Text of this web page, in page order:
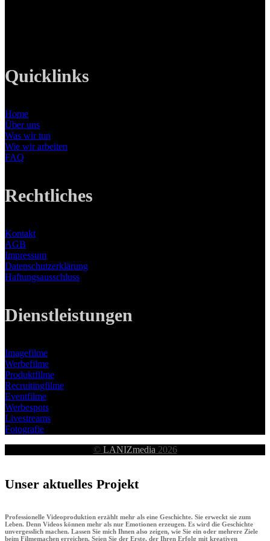
Quicklinks
Home
Über uns
Was wir tun
Wie wir arbeiten
FAQ
Rechtliches
Kontakt
AGB
Impressum
Datenschutzerklärung
Haftungsausschluss
Dienstleistungen
Imagefilme
Werbefilme
Produktfilme
Recruitingfilme
Eventfilme
Werbespots
Livestreams
Fotografie
© LANIZmedia 2026
Unser aktuelles Projekt
Professionelle Videoproduktion erzählt mehr als eine Geschichte. Sie erweckt sie zum
Leben. Denn Videos können mehr als nur Emotionen erzeugen. Es wird die Geschichte
unvergesslich machen. Lassen Sie mich Ihnen also zeigen, wie Sie ein oder mehrere Ziele
beim Filmemachen erreichen. Seien Sie der Erste, der Ihren Erfolg mit kreativen